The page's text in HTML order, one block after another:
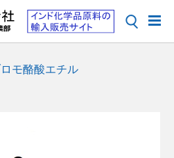
モ酪酸エチル